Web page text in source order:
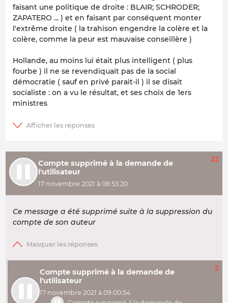
faisant une politique de droite : BLAIR; SCHRODER;
ZAPATERO ... ) et en faisant par conséquent monter
l'extrême droite ( la trahison engendre la colère et la
colère, comme la peur est mauvaise conseillère )
Hollande, au moins lui était plus intelligent ( plus
fourbe ) il ne se revendiquait pas de la social
démocratie ( sauf en privé parait-il ) il se disait
socialiste : on a vu le résultat, et ses choix de 1ers
ministres
Compte supprimé à la demande de
l'utilisateur
17 novembre 2021 à 08:53:20
22
Ce message a été supprimé suite à la suppression du
compte de son auteur
Compte supprimé à la demande de
l'utilisateur
17 novembre 2021 à 09:00:54
2